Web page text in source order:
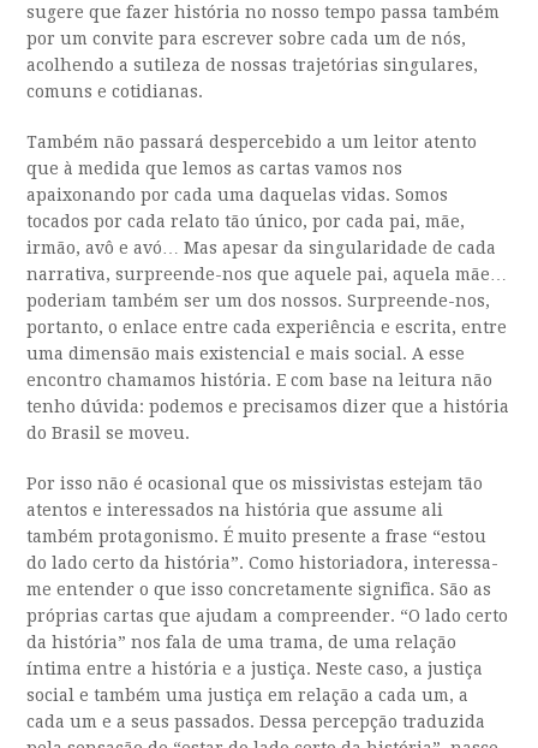
sugere que fazer história no nosso tempo passa também
por um convite para escrever sobre cada um de nós,
acolhendo a sutileza de nossas trajetórias singulares,
comuns e cotidianas.
Também não passará despercebido a um leitor atento
que à medida que lemos as cartas vamos nos
apaixonando por cada uma daquelas vidas. Somos
tocados por cada relato tão único, por cada pai, mãe,
irmão, avô e avó… Mas apesar da singularidade de cada
narrativa, surpreende-nos que aquele pai, aquela mãe…
poderiam também ser um dos nossos. Surpreende-nos,
portanto, o enlace entre cada experiência e escrita, entre
uma dimensão mais existencial e mais social. A esse
encontro chamamos história. E com base na leitura não
tenho dúvida: podemos e precisamos dizer que a história
do Brasil se moveu.
Por isso não é ocasional que os missivistas estejam tão
atentos e interessados na história que assume ali
também protagonismo. É muito presente a frase “estou
do lado certo da história”. Como historiadora, interessa-
me entender o que isso concretamente significa. São as
próprias cartas que ajudam a compreender. “O lado certo
da história” nos fala de uma trama, de uma relação
íntima entre a história e a justiça. Neste caso, a justiça
social e também uma justiça em relação a cada um, a
cada um e a seus passados. Dessa percepção traduzida